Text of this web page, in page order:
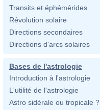
Transits et éphémérides
Révolution solaire
Directions secondaires
Directions d'arcs solaires
Bases de l'astrologie
Introduction à l'astrologie
L'utilité de l'astrologie
Astro sidérale ou tropicale ?